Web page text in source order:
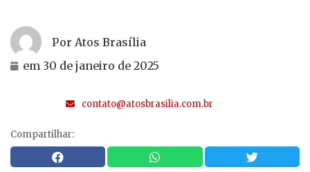
Por Atos Brasília
em 30 de janeiro de 2025
contato@atosbrasilia.com.br
Compartilhar: